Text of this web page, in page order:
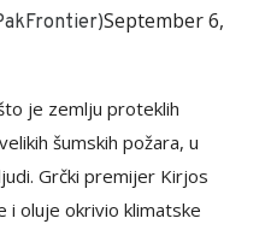
September 6,
je zemlju proteklih
šumskih požara, u
Grčki premijer Kirjos
i oluje okrivio klimatske